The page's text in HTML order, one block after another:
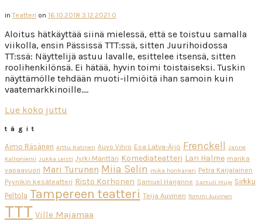
inTeatteri on 16.10.2018 3.12.2021 0
Aloitus hätkäyttää siinä mielessä, että se toistuu samalla
viikolla, ensin Pässissä TTT:ssä, sitten Juurihoidossa
TT:ssä: Näyttelijä astuu lavalle, esittelee itsensä, sitten
roolihenkilönsä. Ei hätää, hyvin toimi toistaiseksi. Tuskin
näyttämölle tehdään muoti-ilmiöitä ihan samoin kuin
vaatemarkkinoille….
Lue koko juttu
tägit
Aimo Räsänen Arttu Ratinen Auvo Vihro Esa Latva-Äijö Frenckell
Janne
Kallioniemi
Jukka Leisti Jyrki Mänttäri Komediateatteri Lari Halme marika
vapaavuori Mari Turunen Miia Selin mika honkanen Petra Karjalainen
Pyynikin kesäteatteri Risto Korhonen Samuel Harjanne Samuli Muje Sirkku
Peltola Tampereen teatteri Teija Auvinen Tommi Auvinen
TTT Ville Majamaa